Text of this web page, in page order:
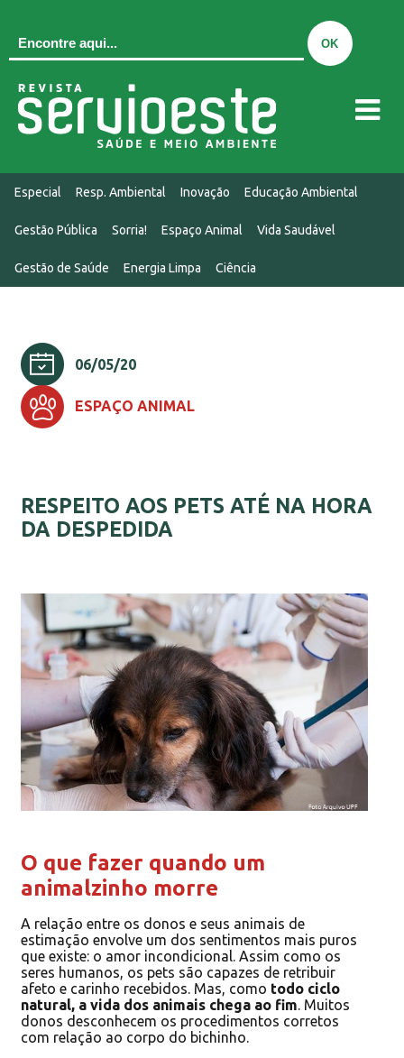
Especial Resp. Ambiental Inovação Educação Ambiental
Gestão Pública Sorria! Espaço Animal Vida Saudável
Gestão de Saúde Energia Limpa Ciência
QUEM SOMOS
MIDIAKIT
06/05/20
RESPEITO AOS PETS ATÉ NA HORA
DA DESPEDIDA
ESPAÇO ANIMAL
O que fazer quando um
animalzinho morre
A relação entre os donos e seus animais de
estimação envolve um dos sentimentos mais puros
que existe: o amor incondicional. Assim como os
seres humanos, os pets são capazes de retribuir
afeto e carinho recebidos. Mas, como todo ciclo
natural, a vida dos animais chega ao fim . Muitos
donos desconhecem os procedimentos corretos
com relação ao corpo do bichinho.